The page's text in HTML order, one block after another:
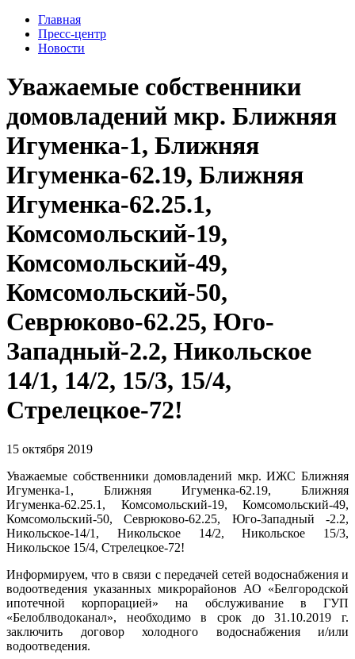
Главная
Пресс-центр
Новости
Уважаемые собственники
домовладений мкр. Ближняя
Игуменка-1, Ближняя
Игуменка-62.19, Ближняя
Игуменка-62.25.1,
Комсомольский-19,
Комсомольский-49,
Комсомольский-50,
Севрюково-62.25, Юго-
Западный-2.2, Никольское
14/1, 14/2, 15/3, 15/4,
Стрелецкое-72!
15 октября 2019
Уважаемые собственники домовладений мкр. ИЖС Ближняя
Игуменка-1, Ближняя Игуменка-62.19, Ближняя
Игуменка-62.25.1, Комсомольский-19, Комсомольский-49,
Комсомольский-50, Севрюково-62.25, Юго-Западный -2.2,
Никольское-14/1, Никольское 14/2, Никольское 15/3,
Никольское 15/4, Стрелецкое-72!
Информируем, что в связи с передачей сетей водоснабжения и
водоотведения указанных микрорайонов АО «Белгородской
ипотечной корпорацией» на обслуживание в ГУП
«Белоблводоканал», необходимо в срок до 31.10.2019 г.
заключить договор холодного водоснабжения и/или
водоотведения.